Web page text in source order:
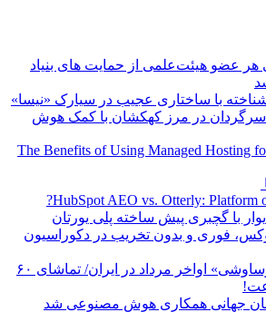
عضو هیئت‌علمی از حمایت های بنیاد
با ساختاری عجیب در سیارک «نیسا»
در مرز کهکشان با کمک هوش
The Benefits of Using Managed Hosting
HubSpot AEO vs. Otterly: Platform
با گچبری پیش ساخته پلی یورتان
فوری و بدون تخریب در دکوراسیون
«بارش شهابی برساوشی» اواخر مرداد در ایران/ تماشای ۶۰
جهانی همکاری هوش مصنوعی شد